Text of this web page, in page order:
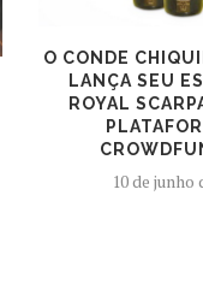
O CONDE
LANÇA SEU
ROYAL
10 de junho